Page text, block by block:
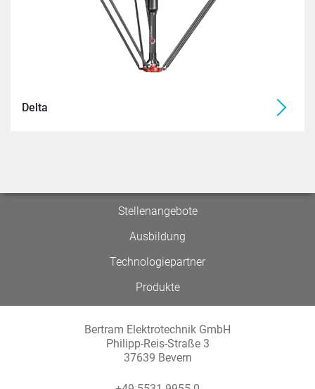
Delta
Stellenangebote
Ausbildung
Technologiepartner
Produkte
Bertram Elektrotechnik GmbH
Philipp-Reis-Straße 3
37639 Bevern